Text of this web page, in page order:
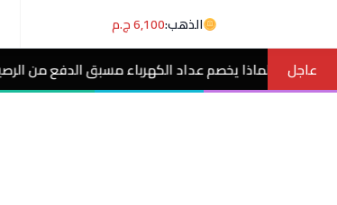
الذهب:6,100 ج.م
عاجل
الكهرباء مسبق الدفع من الرصيد؟ 5 أسباب وحلول